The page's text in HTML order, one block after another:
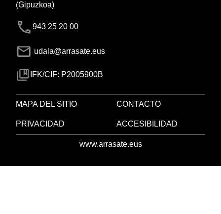
(Gipuzkoa)
943 25 20 00
udala@arrasate.eus
IFK/CIF: P2005900B
MAPA DEL SITIO CONTACTO
PRIVACIDAD ACCESIBILIDAD
www.arrasate.eus